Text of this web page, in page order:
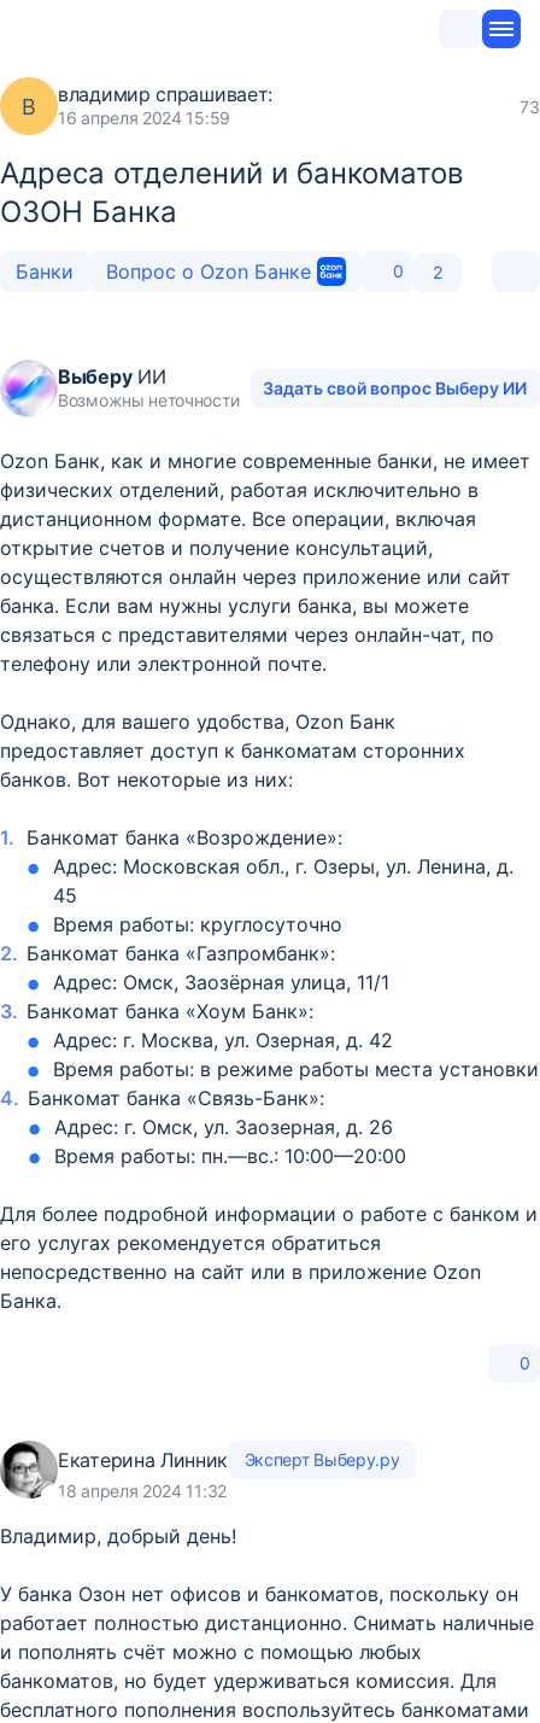
В владимир спрашивает:
16 апреля 2024 15:59
73
Адреса отделений и банкоматов
ОЗОН Банка
Банки Вопрос о Ozon Банке 0 2
ВыберуИИ
Возможны неточности
Задать свой вопрос Выберу ИИ
Ozon Банк, как и многие современные банки, не имеет
физических отделений, работая исключительно в
дистанционном формате. Все операции, включая
открытие счетов и получение консультаций,
осуществляются онлайн через приложение или сайт
банка. Если вам нужны услуги банка, вы можете
связаться с представителями через онлайн-чат, по
телефону или электронной почте.
Однако, для вашего удобства, Ozon Банк
предоставляет доступ к банкоматам сторонних
банков. Вот некоторые из них:
Банкомат банка «Возрождение»:
Адрес: Московская обл., г. Озеры, ул. Ленина, д.
45
Время работы: круглосуточно
Банкомат банка «Газпромбанк»:
Адрес: Омск, Заозёрная улица, 11/1
Банкомат банка «Хоум Банк»:
Адрес: г. Москва, ул. Озерная, д. 42
Время работы: в режиме работы места установки
Банкомат банка «Связь-Банк»:
Адрес: г. Омск, ул. Заозерная, д. 26
Время работы: пн.—вс.: 10:00—20:00
Для более подробной информации о работе с банком и
его услугах рекомендуется обратиться
непосредственно на сайт или в приложение Ozon
Банка.
0
Екатерина Линник
Эксперт Выберу.ру
18 апреля 2024 11:32
Владимир, добрый день!
У банка Озон нет офисов и банкоматов, поскольку он
работает полностью дистанционно. Снимать наличные
и пополнять счёт можно с помощью любых
банкоматов, но будет удерживаться комиссия. Для
бесплатного пополнения воспользуйтесь банкоматами